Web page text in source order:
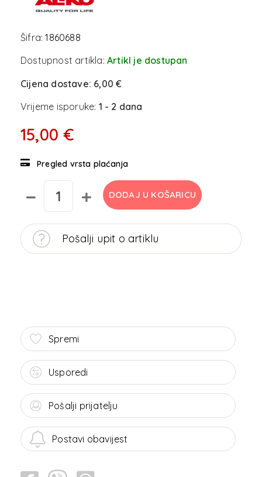
Šifra:1860688
Dostupnost artikla: Artikl je dostupan
Cijena dostave: 6,00 €
Vrijeme isporuke: 1 - 2 dana
15,00 €
Pregled vrsta plaćanja
DODAJ U KOŠARICU
Pošalji upit o artiklu
Spremi
Usporedi
Pošalji prijatelju
Postavi obavijest